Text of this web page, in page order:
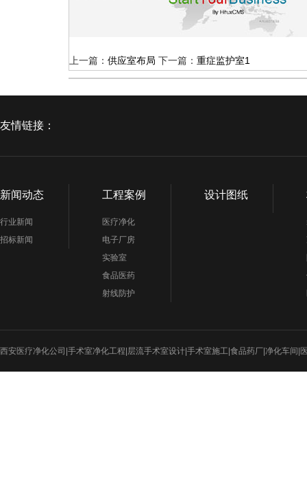
上一篇： 供应室布局 下一篇： 重症监护室1
友情链接：
新闻动态
行业新闻
招标新闻
工程案例
医疗净化
电子厂房
实验室
食品医药
射线防护
设计图纸
西安医疗净化公司|手术室净化工程|层流手术室设计|手术室施工|食品药厂|净化车间|